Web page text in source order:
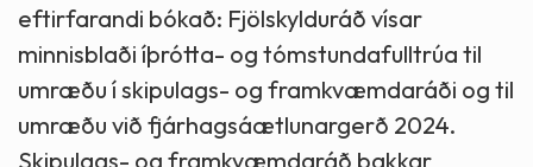
eftirfarandi bókað: Fjölskylduráð vísar
minnisblaði íþrótta- og tómstundafulltrúa til
umræðu í skipulags- og framkvæmdaráði og til
umræðu við fjárhagsáætlunargerð 2024.
Skipulags- og framkvæmdaráð þakkar